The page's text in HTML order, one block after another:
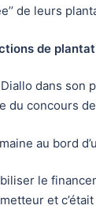
de leurs
de
Diallo dans
du concours
au bord
le
et